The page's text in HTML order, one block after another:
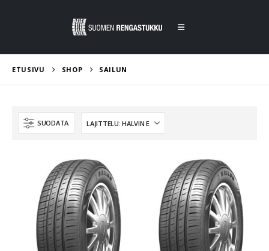
ETUSIVU SHOP SAILUN
SUODATA